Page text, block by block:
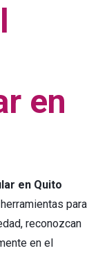
en
en Quito
para
reconozcan
en el